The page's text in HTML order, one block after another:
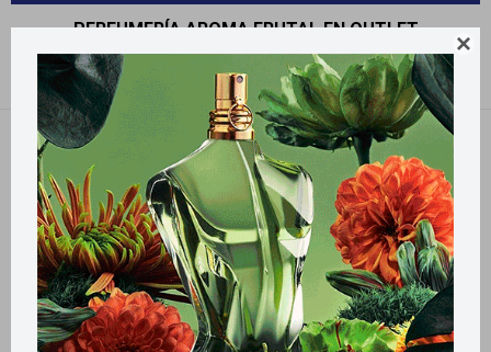

PERFUMERÍA AROMA FRUTAL EN OUTLET
Recomendados
Filtrando por: Aroma:Frutal Quitar filtros